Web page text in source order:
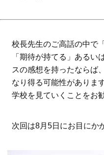
校長先生のご高話の中で
「期待が持てる」あるい
スの感想を持ったならば
なり得る可能性がありま
学校を見ていくことをお
次回は8月5日にお目にか